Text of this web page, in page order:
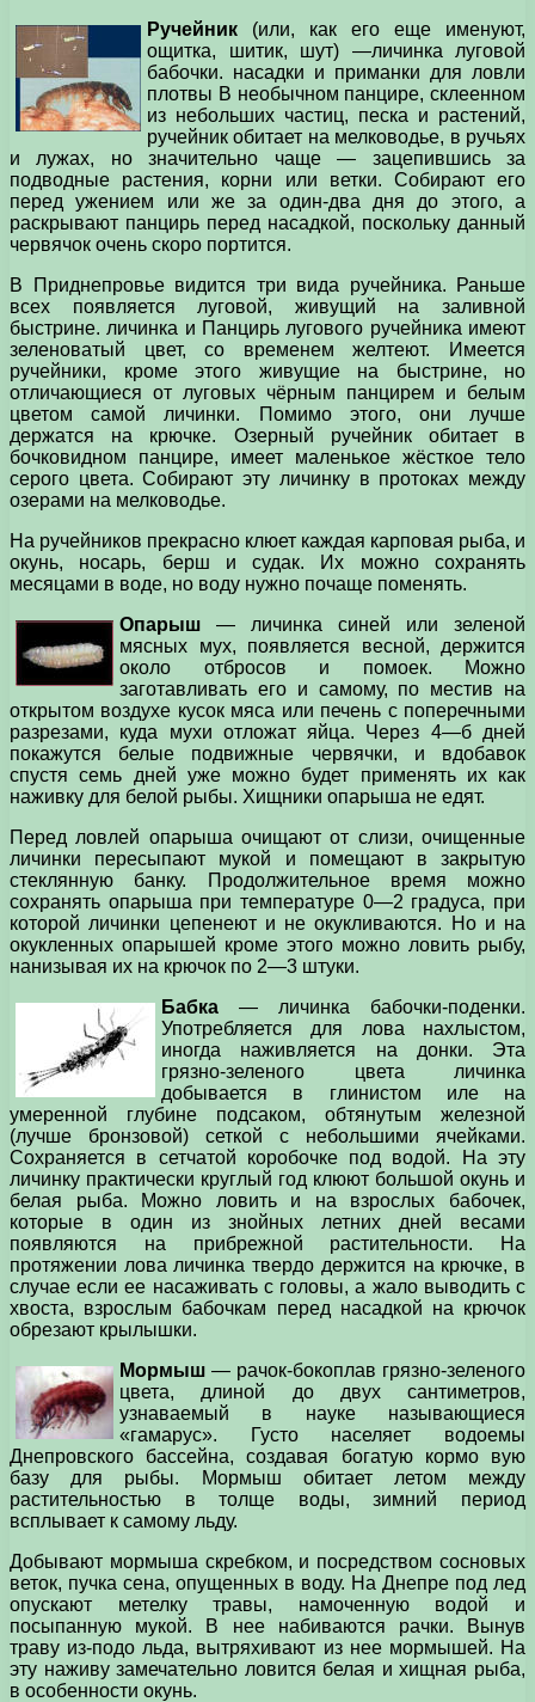
Ручейник (или, как его еще именуют,
ощитка, шитик, шут) —личинка луговой
бабочки. насадки и приманки для ловли
плотвы В необычном панцире, склеенном
из небольших частиц, песка и растений,
ручейник обитает на мелководье, в ручьях
и лужах, но значительно чаще — зацепившись за
подводные растения, корни или ветки. Собирают его
перед ужением или же за один-два дня до этого, а
раскрывают панцирь перед насадкой, поскольку данный
червячок очень скоро портится.
В Приднепровье видится три вида ручейника. Раньше
всех появляется луговой, живущий на заливной
быстрине. личинка и Панцирь лугового ручейника имеют
зеленоватый цвет, со временем желтеют. Имеется
ручейники, кроме этого живущие на быстрине, но
отличающиеся от луговых чёрным панцирем и белым
цветом самой личинки. Помимо этого, они лучше
держатся на крючке. Озерный ручейник обитает в
бочковидном панцире, имеет маленькое жёсткое тело
серого цвета. Собирают эту личинку в протоках между
озерами на мелководье.
На ручейников прекрасно клюет каждая карповая рыба, и
окунь, носарь, берш и судак. Их можно сохранять
месяцами в воде, но воду нужно почаще поменять.
Опарыш — личинка синей или зеленой
мясных мух, появляется весной, держится
около отбросов и помоек. Можно
заготавливать его и самому, по­ местив на
открытом воздухе кусок мяса или печень с поперечными
разрезами, куда мухи отложат яйца. Через 4—б дней
покажутся белые подвижные червячки, и вдобавок
спустя семь дней уже можно будет применять их как
наживку для белой рыбы. Хищники опарыша не едят.
Перед ловлей опарыша очищают от слизи, очищенные
личинки пересыпают мукой и помещают в закрытую
стеклянную банку. Продолжительное время можно
сохранять опарыша при температуре 0—2 градуса, при
которой личинки цепенеют и не окукливаются. Но и на
окукленных опарышей кроме этого можно ловить рыбу,
нанизывая их на крючок по 2—3 штуки.
Бабка — личинка бабочки-поденки.
Употребляется для лова нахлыстом,
иногда наживляется на донки. Эта
грязно-зеленого цвета личинка
добывается в глинистом иле на
умеренной глубине подсаком, обтянутым железной
(лучше бронзовой) сеткой с небольшими ячейками.
Сохраняется в сетчатой коробочке под водой. На эту
личинку практически круглый год клюют большой окунь и
белая рыба. Можно ловить и на взрослых бабочек,
которые в один из знойных летних дней весами
появляются на прибрежной растительности. На
протяжении лова личинка твердо держится на крючке, в
случае если ее насаживать с головы, а жало выводить с
хвоста, взрослым бабочкам перед насадкой на крючок
обрезают крылышки.
Мормыш — рачок-бокоплав грязно-зеленого
цвета, длиной до двух сантиметров,
узнаваемый в науке называющиеся
«гамарус». Густо населяет водоемы
Днепровского бассейна, создавая богатую кормо­ вую
базу для рыбы. Мормыш обитает летом между
растительностью в толще воды, зимний период
всплывает к самому льду.
Добывают мормыша скребком, и посредством сосновых
веток, пучка сена, опущенных в воду. На Днепре под лед
опускают метелку травы, намоченную водой и
посыпанную мукой. В нее набиваются рачки. Вынув
траву из-подо льда, вытряхивают из нее мормышей. На
эту наживу замечательно ловится белая и хищная рыба,
в особенности окунь.